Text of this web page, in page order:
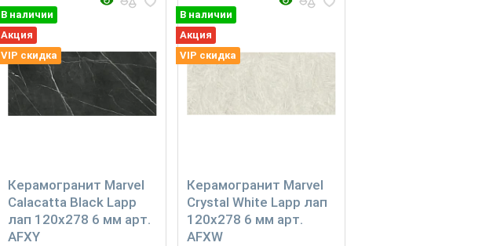
Керамогранит Marvel
Calacatta Black Lapp
лап 120x278 6 мм арт.
AFXY
В наличии
Акция
VIP скидка
Керамогранит Marvel
Crystal White Lapp лап
120x278 6 мм арт.
AFXW
В наличии
Акция
VIP скидка